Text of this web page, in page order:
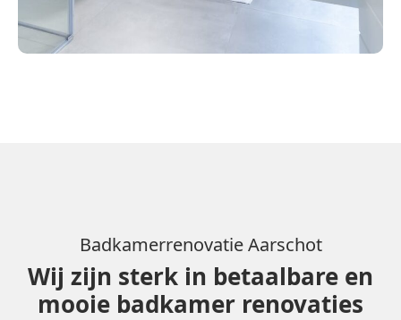
Badkamerrenovatie Aarschot
Wij zijn sterk in betaalbare en
mooie badkamer renovaties